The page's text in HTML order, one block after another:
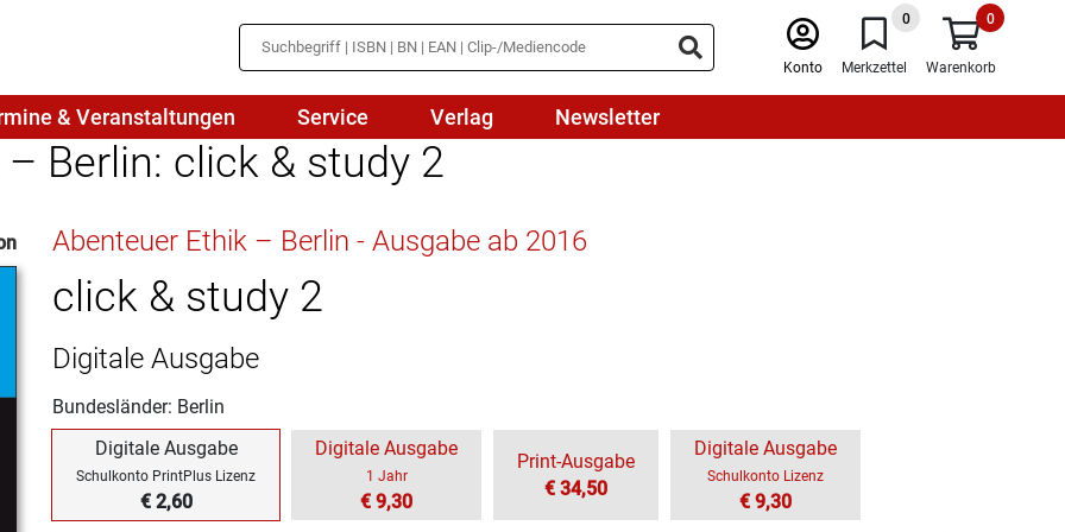
Konto
0
Merkzettel
0
Warenkorb
Medienbildung
Naturwissenschaften/NuT
Physik
Politik
Religion
Spanisch
& Veranstaltungen Service Verlag Newsletter
Berlin: click & study 2
Abenteuer Ethik – Berlin - Ausgabe ab 2016
click & study 2
Digitale Ausgabe
Bundesländer: Berlin
Digitale Ausgabe
Schulkonto PrintPlus Lizenz
€ 2,60
Digitale Ausgabe
1 Jahr
€ 9,30
Print-Ausgabe
€ 34,50
Digitale Ausgabe
Schulkonto Lizenz
€ 9,30